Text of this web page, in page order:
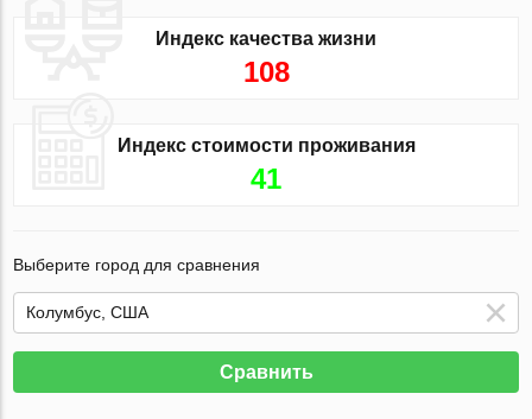
Индекс качества жизни
108
Индекс стоимости проживания
41
Выберите город для сравнения
Сравнить